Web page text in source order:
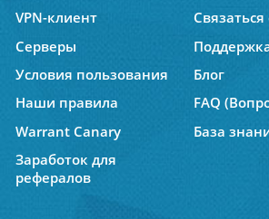
VPN-клиент
Серверы
Условия пользования
Блог
Наши правила
FAQ
Warrant Canary
База
Заработок для
рефералов